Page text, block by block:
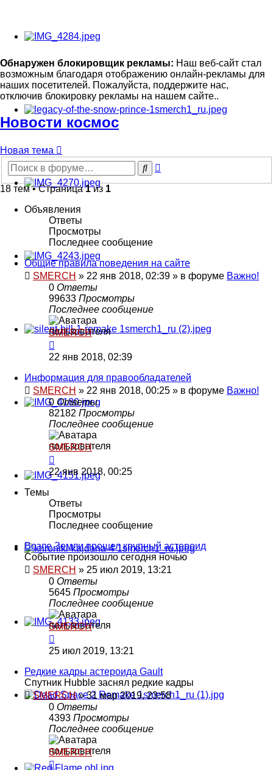
Обнаружен блокировщик рекламы: Наш веб-сайт стал
возможным благодаря отображению онлайн-рекламы для
наших посетителей. Пожалуйста, поддержите нас,
отключив блокировку рекламы на нашем сайте..
Новости космос
Новая тема
Поиск
18 тем • Страница1из 1
Объявления
Ответы
Просмотры
Последнее сообщение
Общие правила поведения на сайте
SMERCH » 22 янв 2018, 02:39 » в форуме Важно!
0 Ответы
99633 Просмотры
Последнее сообщение
SMERCH
22 янв 2018, 02:39
Информация для правообладателей
SMERCH » 22 янв 2018, 00:25 » в форуме Важно!
0 Ответы
82182 Просмотры
Последнее сообщение
SMERCH
22 янв 2018, 00:25
Темы
Ответы
Просмотры
Последнее сообщение
Возле Земли прошел крупный астероид
Событие произошло сегодня ночью
SMERCH » 25 июл 2019, 13:21
0 Ответы
5645 Просмотры
Последнее сообщение
SMERCH
25 июл 2019, 13:21
Редкие кадры астероида Gault
Спутник Hubble заснял редкие кадры
SMERCH»31 мар 2019, 23:58
0 Ответы
4393 Просмотры
Последнее сообщение
SMERCH